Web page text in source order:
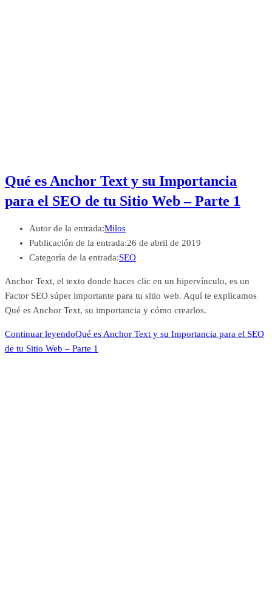
Qué es Anchor Text y su Importancia
para el SEO de tu Sitio Web – Parte 1
Autor de la entrada:Milos
Publicación de la entrada:26 de abril de 2019
Categoría de la entrada:SEO
Anchor Text, el texto donde haces clic en un hipervínculo, es un
Factor SEO súper importante para tu sitio web. Aquí te explicamos
Qué es Anchor Text, su importancia y cómo crearlos.
Continuar leyendoQué es Anchor Text y su Importancia para el SEO
de tu Sitio Web – Parte 1